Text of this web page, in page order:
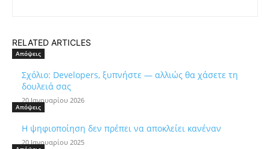
RELATED ARTICLES
Απόψεις
Σχόλιο: Developers, ξυπνήστε — αλλιώς θα χάσετε τη
δουλειά σας
20 Ιανουαρίου 2026
Απόψεις
Η ψηφιοποίηση δεν πρέπει να αποκλείει κανέναν
20 Ιανουαρίου 2025